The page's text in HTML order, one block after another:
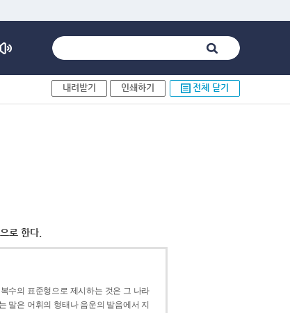
내려받기 인쇄하기 전체 닫기
로 한다.
수의 표준형으로 제시하는 것은 그 나라
말은 어휘의 형태나 음운의 발음에서 지